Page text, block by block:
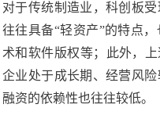
对于传统制造业，科创板
往往具备“轻资产”的特点
术和软件版权等；此外，上
企业处于成长期、经营风
融资的依赖性也往往较低。